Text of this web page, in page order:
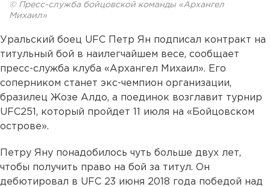
© Пресс-служба бойцовской команды «Архангел
Михаил»
Уральский боец UFC Петр Ян подписал контракт на
титульный бой в наилегчайшем весе, сообщает
пресс-служба клуба «Архангел Михаил». Его
соперником станет экс-чемпион организации,
бразилец Жозе Алдо, а поединок возглавит турнир
UFC251, который пройдет 11 июля на «Бойцовском
острове».
Петру Яну понадобилось чуть больше двух лет,
чтобы получить право на бой за титул. Он
дебютировал в UFC 23 июня 2018 года победой над